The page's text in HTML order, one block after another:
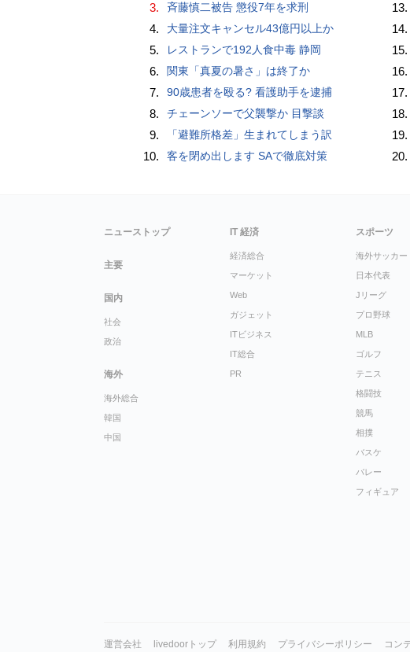
3. 斉藤慎二被告 懲役7年を求刑
4. 大量注文キャンセル43億円以上か
5. レストランで192人食中毒 静岡
6. 関東「真夏の暑さ」は終了か
7. 90歳患者を殴る? 看護助手を逮捕
8. チェーンソーで父襲撃か 目撃談
9. 「避難所格差」生まれてしまう訳
10. 客を閉め出します SAで徹底対策
13.
14.
15.
16.
17.
18.
19.
20.
ニューストップ
主要
国内
社会
政治
海外
海外総合
韓国
中国
IT 経済
経済総合
マーケット
Web
ガジェット
ITビジネス
IT総合
PR
スポーツ
海外サッカー
日本代表
Jリーグ
プロ野球
MLB
ゴルフ
テニス
格闘技
競馬
相撲
バスケ
バレー
フィギュア
運営会社 livedoorトップ 利用規約 プライバシーポリシー コン